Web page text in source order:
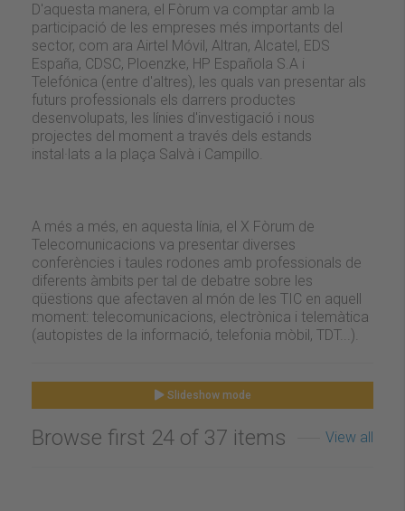
D'aquesta manera, el Fòrum va comptar amb la
participació de les empreses més importants del
sector, com ara Airtel Móvil, Altran, Alcatel, EDS
España, CDSC, Ploenzke, HP Española S.A i
Telefónica (entre d'altres), les quals van presentar als
futurs professionals els darrers productes
desenvolupats, les línies d'investigació i nous
projectes del moment a través dels estands
instal·lats a la plaça Salvà i Campillo.
A més a més, en aquesta línia, el X Fòrum de
Telecomunicacions va presentar diverses
conferències i taules rodones amb professionals de
diferents àmbits per tal de debatre sobre les
qüestions que afectaven al món de les TIC en aquell
moment: telecomunicacions, electrònica i telemàtica
(autopistes de la informació, telefonia mòbil, TDT...).
Slideshow mode
Browse first 24 of 37 items View all